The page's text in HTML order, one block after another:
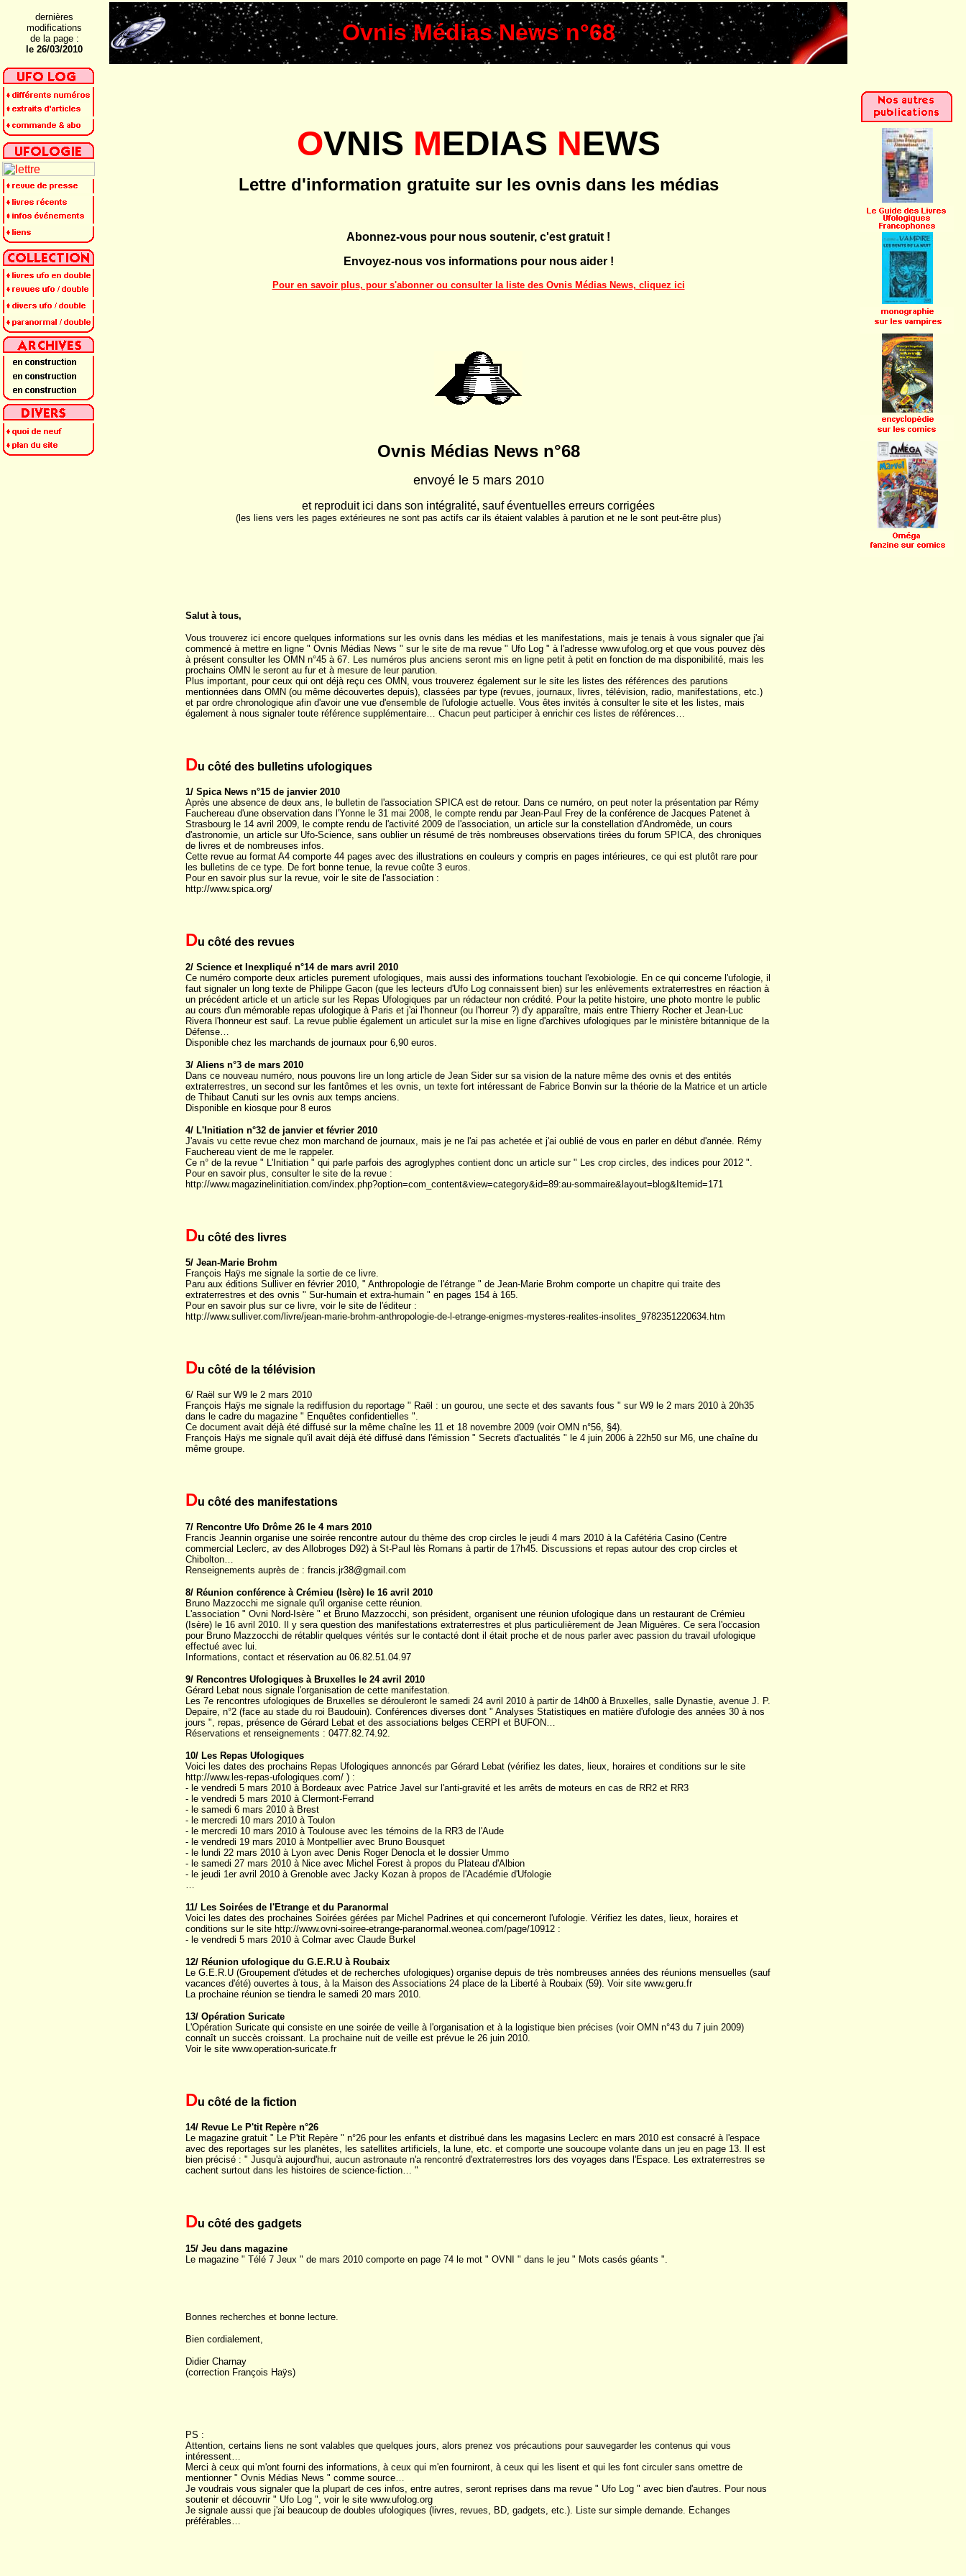
dernières
modifications
de la page :
le 26/03/2010
Ovnis Médias News n°68
OVNIS MEDIAS NEWS
Lettre d'information gratuite sur les ovnis dans les médias
Abonnez-vous pour nous soutenir, c'est gratuit !
Envoyez-nous vos informations pour nous aider !
Pour en savoir plus, pour s'abonner ou consulter la liste des Ovnis Médias News, cliquez ici
Ovnis Médias News n°68
envoyé le 5 mars 2010
et reproduit ici dans son intégralité, sauf éventuelles erreurs corrigées
(les liens vers les pages extérieures ne sont pas actifs car ils étaient valables à parution et ne le sont peut-être plus)
Salut à tous,
Vous trouverez ici encore quelques informations sur les ovnis dans les médias et les manifestations, mais je tenais à vous signaler que j'ai
commencé à mettre en ligne " Ovnis Médias News " sur le site de ma revue " Ufo Log " à l'adresse www.ufolog.org et que vous pouvez dès
à présent consulter les OMN n°45 à 67. Les numéros plus anciens seront mis en ligne petit à petit en fonction de ma disponibilité, mais les
prochains OMN le seront au fur et à mesure de leur parution.
Plus important, pour ceux qui ont déjà reçu ces OMN, vous trouverez également sur le site les listes des références des parutions
mentionnées dans OMN (ou même découvertes depuis), classées par type (revues, journaux, livres, télévision, radio, manifestations, etc.)
et par ordre chronologique afin d'avoir une vue d'ensemble de l'ufologie actuelle. Vous êtes invités à consulter le site et les listes, mais
également à nous signaler toute référence supplémentaire… Chacun peut participer à enrichir ces listes de références…
Du côté des bulletins ufologiques
1/ Spica News n°15 de janvier 2010
Après une absence de deux ans, le bulletin de l'association SPICA est de retour. Dans ce numéro, on peut noter la présentation par Rémy
Fauchereau d'une observation dans l'Yonne le 31 mai 2008, le compte rendu par Jean-Paul Frey de la conférence de Jacques Patenet à
Strasbourg le 14 avril 2009, le compte rendu de l'activité 2009 de l'association, un article sur la constellation d'Andromède, un cours
d'astronomie, un article sur Ufo-Science, sans oublier un résumé de très nombreuses observations tirées du forum SPICA, des chroniques
de livres et de nombreuses infos.
Cette revue au format A4 comporte 44 pages avec des illustrations en couleurs y compris en pages intérieures, ce qui est plutôt rare pour
les bulletins de ce type. De fort bonne tenue, la revue coûte 3 euros.
Pour en savoir plus sur la revue, voir le site de l'association :
http://www.spica.org/
Du côté des revues
2/ Science et Inexpliqué n°14 de mars avril 2010
Ce numéro comporte deux articles purement ufologiques, mais aussi des informations touchant l'exobiologie. En ce qui concerne l'ufologie, il
faut signaler un long texte de Philippe Gacon (que les lecteurs d'Ufo Log connaissent bien) sur les enlèvements extraterrestres en réaction à
un précédent article et un article sur les Repas Ufologiques par un rédacteur non crédité. Pour la petite histoire, une photo montre le public
au cours d'un mémorable repas ufologique à Paris et j'ai l'honneur (ou l'horreur ?) d'y apparaître, mais entre Thierry Rocher et Jean-Luc
Rivera l'honneur est sauf. La revue publie également un articulet sur la mise en ligne d'archives ufologiques par le ministère britannique de la
Défense…
Disponible chez les marchands de journaux pour 6,90 euros.
3/ Aliens n°3 de mars 2010
Dans ce nouveau numéro, nous pouvons lire un long article de Jean Sider sur sa vision de la nature même des ovnis et des entités
extraterrestres, un second sur les fantômes et les ovnis, un texte fort intéressant de Fabrice Bonvin sur la théorie de la Matrice et un article
de Thibaut Canuti sur les ovnis aux temps anciens.
Disponible en kiosque pour 8 euros
4/ L'Initiation n°32 de janvier et février 2010
J'avais vu cette revue chez mon marchand de journaux, mais je ne l'ai pas achetée et j'ai oublié de vous en parler en début d'année. Rémy
Fauchereau vient de me le rappeler.
Ce n° de la revue " L'Initiation " qui parle parfois des agroglyphes contient donc un article sur " Les crop circles, des indices pour 2012 ".
Pour en savoir plus, consulter le site de la revue :
http://www.magazinelinitiation.com/index.php?option=com_content&view=category&id=89:au-sommaire&layout=blog&Itemid=171
Du côté des livres
5/ Jean-Marie Brohm
François Haÿs me signale la sortie de ce livre.
Paru aux éditions Sulliver en février 2010, " Anthropologie de l'étrange " de Jean-Marie Brohm comporte un chapitre qui traite des
extraterrestres et des ovnis " Sur-humain et extra-humain " en pages 154 à 165.
Pour en savoir plus sur ce livre, voir le site de l'éditeur :
http://www.sulliver.com/livre/jean-marie-brohm-anthropologie-de-l-etrange-enigmes-mysteres-realites-insolites_9782351220634.htm
Du côté de la télévision
6/ Raël sur W9 le 2 mars 2010
François Haÿs me signale la rediffusion du reportage " Raël : un gourou, une secte et des savants fous " sur W9 le 2 mars 2010 à 20h35
dans le cadre du magazine " Enquêtes confidentielles ".
Ce document avait déjà été diffusé sur la même chaîne les 11 et 18 novembre 2009 (voir OMN n°56, §4).
François Haÿs me signale qu'il avait déjà été diffusé dans l'émission " Secrets d'actualités " le 4 juin 2006 à 22h50 sur M6, une chaîne du
même groupe.
Du côté des manifestations
7/ Rencontre Ufo Drôme 26 le 4 mars 2010
Francis Jeannin organise une soirée rencontre autour du thème des crop circles le jeudi 4 mars 2010 à la Cafétéria Casino (Centre
commercial Leclerc, av des Allobroges D92) à St-Paul lès Romans à partir de 17h45. Discussions et repas autour des crop circles et
Chibolton…
Renseignements auprès de : francis.jr38@gmail.com
8/ Réunion conférence à Crémieu (Isère) le 16 avril 2010
Bruno Mazzocchi me signale qu'il organise cette réunion.
L'association " Ovni Nord-Isère " et Bruno Mazzocchi, son président, organisent une réunion ufologique dans un restaurant de Crémieu
(Isère) le 16 avril 2010. Il y sera question des manifestations extraterrestres et plus particulièrement de Jean Miguères. Ce sera l'occasion
pour Bruno Mazzocchi de rétablir quelques vérités sur le contacté dont il était proche et de nous parler avec passion du travail ufologique
effectué avec lui.
Informations, contact et réservation au 06.82.51.04.97
9/ Rencontres Ufologiques à Bruxelles le 24 avril 2010
Gérard Lebat nous signale l'organisation de cette manifestation.
Les 7e rencontres ufologiques de Bruxelles se dérouleront le samedi 24 avril 2010 à partir de 14h00 à Bruxelles, salle Dynastie, avenue J. P.
Depaire, n°2 (face au stade du roi Baudouin). Conférences diverses dont " Analyses Statistiques en matière d'ufologie des années 30 à nos
jours ", repas, présence de Gérard Lebat et des associations belges CERPI et BUFON…
Réservations et renseignements : 0477.82.74.92.
10/ Les Repas Ufologiques
Voici les dates des prochains Repas Ufologiques annoncés par Gérard Lebat (vérifiez les dates, lieux, horaires et conditions sur le site
http://www.les-repas-ufologiques.com/ ) :
- le vendredi 5 mars 2010 à Bordeaux avec Patrice Javel sur l'anti-gravité et les arrêts de moteurs en cas de RR2 et RR3
- le vendredi 5 mars 2010 à Clermont-Ferrand
- le samedi 6 mars 2010 à Brest
- le mercredi 10 mars 2010 à Toulon
- le mercredi 10 mars 2010 à Toulouse avec les témoins de la RR3 de l'Aude
- le vendredi 19 mars 2010 à Montpellier avec Bruno Bousquet
- le lundi 22 mars 2010 à Lyon avec Denis Roger Denocla et le dossier Ummo
- le samedi 27 mars 2010 à Nice avec Michel Forest à propos du Plateau d'Albion
- le jeudi 1er avril 2010 à Grenoble avec Jacky Kozan à propos de l'Académie d'Ufologie
…
11/ Les Soirées de l'Etrange et du Paranormal
Voici les dates des prochaines Soirées gérées par Michel Padrines et qui concerneront l'ufologie. Vérifiez les dates, lieux, horaires et
conditions sur le site http://www.ovni-soiree-etrange-paranormal.weonea.com/page/10912 :
- le vendredi 5 mars 2010 à Colmar avec Claude Burkel
12/ Réunion ufologique du G.E.R.U à Roubaix
Le G.E.R.U (Groupement d'études et de recherches ufologiques) organise depuis de très nombreuses années des réunions mensuelles (sauf
vacances d'été) ouvertes à tous, à la Maison des Associations 24 place de la Liberté à Roubaix (59). Voir site www.geru.fr
La prochaine réunion se tiendra le samedi 20 mars 2010.
13/ Opération Suricate
L'Opération Suricate qui consiste en une soirée de veille à l'organisation et à la logistique bien précises (voir OMN n°43 du 7 juin 2009)
connaît un succès croissant. La prochaine nuit de veille est prévue le 26 juin 2010.
Voir le site www.operation-suricate.fr
Du côté de la fiction
14/ Revue Le P'tit Repère n°26
Le magazine gratuit " Le P'tit Repère " n°26 pour les enfants et distribué dans les magasins Leclerc en mars 2010 est consacré à l'espace
avec des reportages sur les planètes, les satellites artificiels, la lune, etc. et comporte une soucoupe volante dans un jeu en page 13. Il est
bien précisé : " Jusqu'à aujourd'hui, aucun astronaute n'a rencontré d'extraterrestres lors des voyages dans l'Espace. Les extraterrestres se
cachent surtout dans les histoires de science-fiction… "
Du côté des gadgets
15/ Jeu dans magazine
Le magazine " Télé 7 Jeux " de mars 2010 comporte en page 74 le mot " OVNI " dans le jeu " Mots casés géants ".
Bonnes recherches et bonne lecture.
Bien cordialement,
Didier Charnay
(correction François Haÿs)
PS :
Attention, certains liens ne sont valables que quelques jours, alors prenez vos précautions pour sauvegarder les contenus qui vous
intéressent…
Merci à ceux qui m'ont fourni des informations, à ceux qui m'en fourniront, à ceux qui les lisent et qui les font circuler sans omettre de
mentionner " Ovnis Médias News " comme source…
Je voudrais vous signaler que la plupart de ces infos, entre autres, seront reprises dans ma revue " Ufo Log " avec bien d'autres. Pour nous
soutenir et découvrir " Ufo Log ", voir le site www.ufolog.org
Je signale aussi que j'ai beaucoup de doubles ufologiques (livres, revues, BD, gadgets, etc.). Liste sur simple demande. Echanges
préférables…